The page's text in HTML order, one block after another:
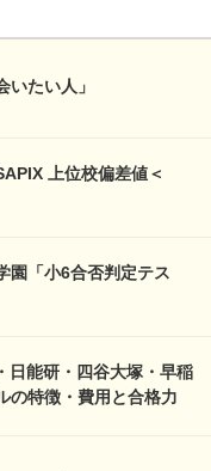
たい人」
上位校偏差値＜
園「小6合否判定テス
日能研・四谷大塚・早稲
の特徴・費用と合格力